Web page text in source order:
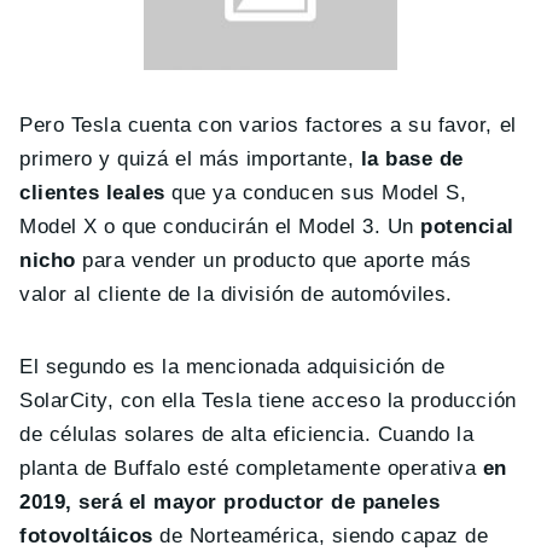
Pero Tesla cuenta con varios factores a su favor, el
primero y quizá el más importante,
la base de
clientes leales que ya conducen sus Model S,
Model X o que conducirán el Model 3. Un potencial
nicho para vender un producto que aporte más
valor al cliente de la división de automóviles.
El segundo es la mencionada adquisición de
SolarCity, con ella Tesla tiene acceso la producción
de células solares de alta eficiencia. Cuando la
planta de Buffalo esté completamente operativa en
2019, será el mayor productor de paneles
fotovoltáicos de Norteamérica, siendo capaz de